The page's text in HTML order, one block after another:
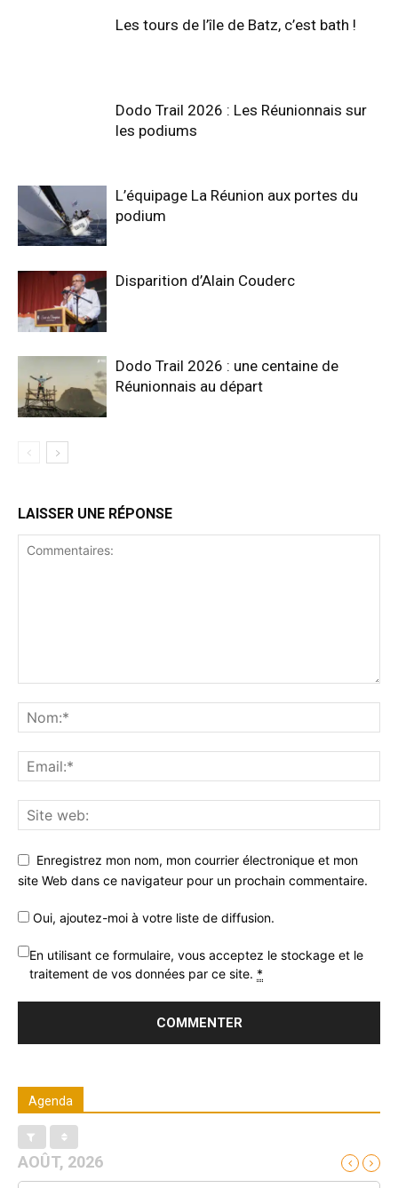
Les tours de l’île de Batz, c’est bath !
Dodo Trail 2026 : Les Réunionnais sur
les podiums
L’équipage La Réunion aux portes du
podium
Disparition d’Alain Couderc
Dodo Trail 2026 : une centaine de
Réunionnais au départ
LAISSER UNE RÉPONSE
Enregistrez mon nom, mon courrier électronique et mon
site Web dans ce navigateur pour un prochain commentaire.
Oui, ajoutez-moi à votre liste de diffusion.
En utilisant ce formulaire, vous acceptez le stockage et le
traitement de vos données par ce site. *
Agenda
AOÛT, 2026